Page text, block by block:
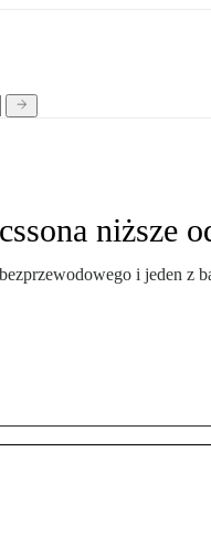
niższe
i jeden